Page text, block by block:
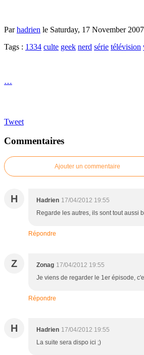
Parhadrien le Saturday, 17 November
Tags : 1334 culte geek nerd série télévision
…
Tweet
Commentaires
Ajouter un commentaire
H Hadrien 17/04/2012 19:55
Regarde les autres, ils sont tout aussi
Répondre
Z Zonag 17/04/2012 19:55
Je viens de regarder le 1er épisode,
Répondre
H Hadrien 17/04/2012 19:55
La suite sera dispo ici ;)